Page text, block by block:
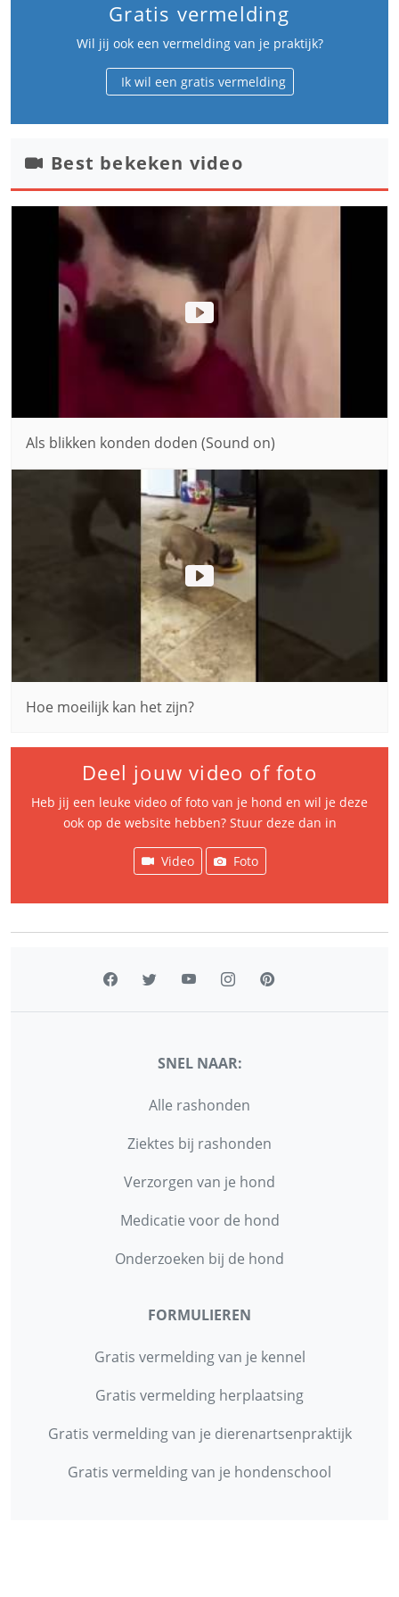
Gratis vermelding
Wil jij ook een vermelding van je praktijk?
Ik wil een gratis vermelding
Best bekeken video
Als blikken konden doden (Sound on)
Hoe moeilijk kan het zijn?
Deel jouw video of foto
Heb jij een leuke video of foto van je hond en wil je deze
ook op de website hebben? Stuur deze dan in
Video Foto
SNEL NAAR:
Alle rashonden
Ziektes bij rashonden
Verzorgen van je hond
Medicatie voor de hond
Onderzoeken bij de hond
FORMULIEREN
Gratis vermelding van je kennel
Gratis vermelding herplaatsing
Gratis vermelding van je dierenartsenpraktijk
Gratis vermelding van je hondenschool